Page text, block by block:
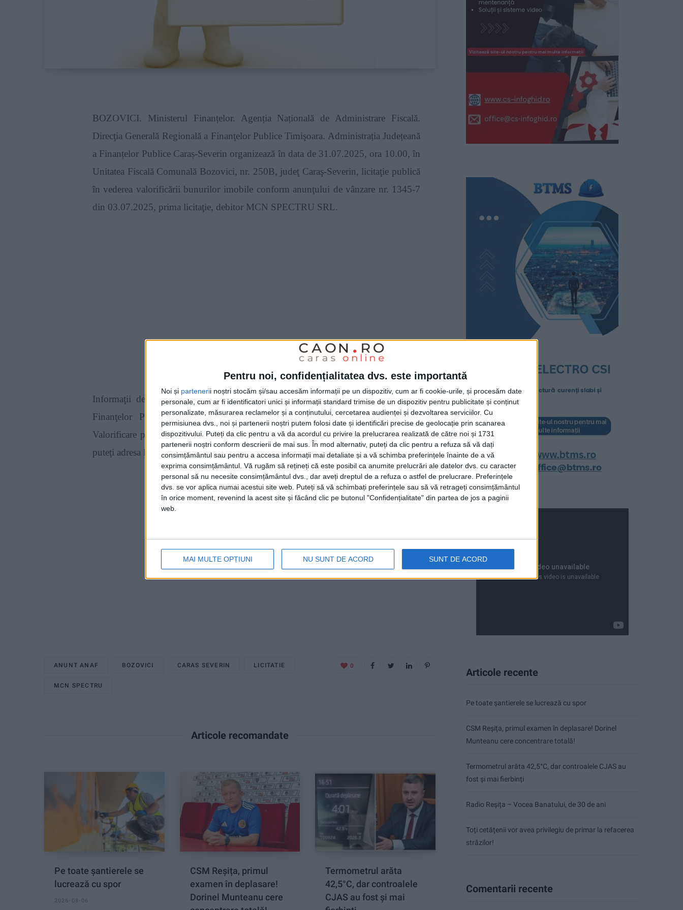
Pentru noi, confidențialitatea dvs. este importantă
Noi și partenerii noștri stocăm și/sau accesăm informații pe un dispozitiv, cum ar fi cookie-urile, și procesăm date
personale, cum ar fi identificatori unici și informații standard trimise de un dispozitiv pentru publicitate și conținut
personalizate, măsurarea reclamelor și a conținutului, cercetarea audienței și dezvoltarea serviciilor. Cu
permisiunea dvs., noi și partenerii noștri putem folosi date și identificări precise de geolocație prin scanarea
dispozitivului. Puteți da clic pentru a vă da acordul cu privire la prelucrarea realizată de către noi și 1731
partenerii noștri conform descrierii de mai sus. În mod alternativ, puteți da clic pentru a refuza să vă dați
consimțământul sau pentru a accesa informații mai detaliate și a vă schimba preferințele înainte de a vă
exprima consimțământul. Vă rugăm să rețineți că este posibil ca anumite prelucrări ale datelor dvs. cu caracter
personal să nu necesite consimțământul dvs., dar aveți dreptul de a refuza o astfel de prelucrare. Preferințele
dvs. se vor aplica numai acestui site web. Puteți să vă schimbați preferințele sau să vă retrageți consimțământul
în orice moment, revenind la acest site și făcând clic pe butonul "Confidențialitate" din partea de jos a paginii
web.
MAI MULTE OPȚIUNI NU SUNT DE ACORD SUNT DE ACORD
BOZOVICI. Ministerul Finanțelor. Agenția Națională de Administrare Fiscală.
Direcţia Generală Regională a Finanţelor Publice Timişoara. Administrația Județeană
a Finanțelor Publice Caraș-Severin organizează în data de 31.07.2025, ora 10.00, în
Unitatea Fiscală Comunală Bozovici, nr. 250B, judeţ Caraş-Severin, licitaţie publică
în vederea valorificării bunurilor imobile conform anunţului de vânzare nr. 1345-7
din 03.07.2025, prima licitaţie, debitor MCN SPECTRU SRL.
Informaţii detaliate se găsesc pe site-ul ANAF – Direcţia Generală Regională a
Finanţelor Publice Timişoara la secţiunea Licitaţii şi anunţuri – Licitaţii –
Valorificare prin licitaţie a bunurilor sechestrate. Pentru informaţii suplimentare, vă
puteţi adresa la sediul nostru sau la numărul de telefon 025542381.
ANUNT ANAF BOZOVICI CARAS SEVERIN LICITATIE
MCN SPECTRU
0
Articole recomandate
Pe toate șantierele se
lucrează cu spor
2026-08-06
CSM Reșița, primul
examen în deplasare!
Dorinel Munteanu cere
Termometrul arăta
42,5°C, dar controalele
CJAS au fost și mai
Articole recente
Pe toate șantierele se lucrează cu spor
CSM Reșița, primul examen în deplasare! Dorinel
Munteanu cere concentrare totală!
Termometrul arăta 42,5°C, dar controalele CJAS au
fost și mai fierbinți
Radio Reșița – Vocea Banatului, de 30 de ani
Toți cetățenii vor avea privilegiu de primar la refacerea
străzilor!
Comentarii recente